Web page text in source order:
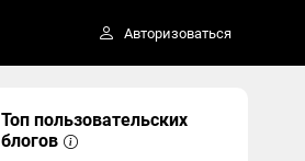
Авторизоваться
Топ пользовательских
блогов